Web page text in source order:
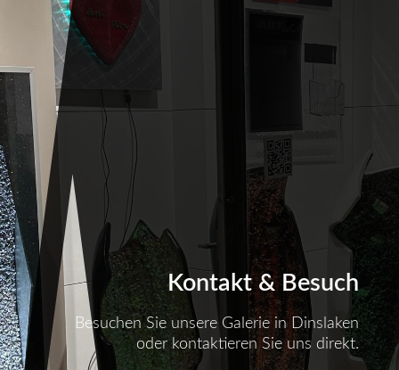
Kontakt & Besuch
Besuchen Sie unsere Galerie in Dinslaken
oder kontaktieren Sie uns direkt.